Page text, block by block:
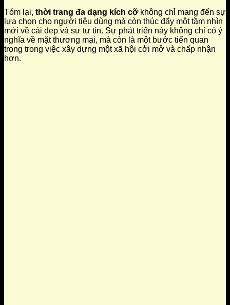
Tóm lại, thời trang đa dạng kích cỡkhông chỉ mang đến sự
lựa chọn cho người tiêu dùng mà còn thúc đẩy một tầm nhìn
mới về cái đẹp và sự tự tin. Sự phát triển này không chỉ có ý
nghĩa về mặt thương mại, mà còn là một bước tiến quan
trọng trong việc xây dựng một xã hội cởi mở và chấp nhận
hơn.